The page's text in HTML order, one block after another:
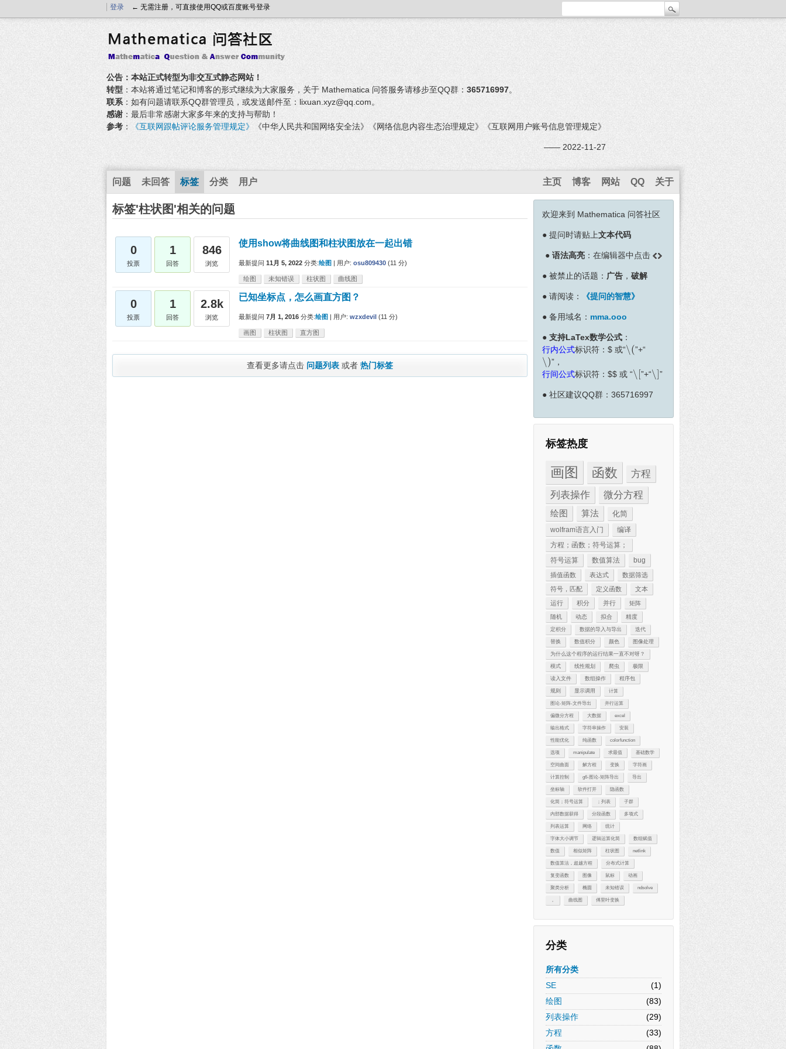
登录 ← 无需注册，可直接使用QQ或百度账号登录
公告：本站正式转型为非交互式静态网站！
转型 ：本站将通过笔记和博客的形式继续为大家服务，关于 Mathematica 问答服务请移步至QQ群： 365716997。
联系 ：如有问题请联系QQ群管理员，或发送邮件至：lixuan.xyz@qq.com。
感谢 ：最后非常感谢大家多年来的支持与帮助！
参考 ： 《互联网跟帖评论服务管理规定》 《中华人民共和国网络安全法》《网络信息内容生态治理规定》《互联网用户账号信息管理规定》
—— 2022-11-27
问题 未回答 标签 分类 用户 关于
QQ
网站
博客
主页
欢迎来到 Mathematica 问答社区
● 提问时请贴上文本代码
● 语法高亮 ：在编辑器中点击
● 被禁止的话题： 广告 ， 破解
● 请阅读： 《提问的智慧》
● 备用域名： mma.ooo
● 支持LaTex数学公式 ：
行内公式标识符： $ 或“∖(
∖ ( ”+“
∖)
∖ ) ”，
行间公式标识符： $$ 或 “∖
∖ ”+“∖
∖ ”
● 社区建议QQ群：365716997
标签热度
画图 函数
方程
列表操作
微分方程
绘图 算法 化简
wolfram语言入门
编译
方程；函数；符号运算；
符号运算
数值算法 bug
插值函数 表达式
数据筛选
符号，匹配
定义函数
文本
运行
积分 并行 矩阵
随机 动态 拟合 精度
定积分 数据的导入与导出 迭代
替换 数值积分 颜色 图像处理
为什么这个程序的运行结果一直不对呀？
模式 线性规划 爬虫 极限
读入文件 数组操作 程序包
规则 显示调用 计算
图论-矩阵-文件导出 并行运算
偏微分方程 大数据 excel
输出格式 字符串操作 安装
性能优化 纯函数 colorfunction
选项 manipulate 求最值 基础数学
空间曲面 解方程 变换 字符画
计算控制 g6-图论-矩阵导出 导出
坐标轴 软件打开 隐函数
化简；符号运算 ；列表 子群
内部数据获得 分段函数 多项式
列表运算 网络 统计
字体大小调节 逻辑运算化简 数组赋值
数值 相似矩阵 柱状图 netlink
数值算法，超越方程 分布式计算
复变函数 图像 鼠标 动画
聚类分析 椭圆 未知错误 ndsolve
， 曲线图 傅里叶变换
分类
所有分类
SE
(1)
绘图
(83)
列表操作
(29)
方程
(33)
标签'柱状图'相关的问题
0
投票
1
回答
846
浏览
使用show将曲线图和柱状图放在一起出错
最新提问 11月 5, 2022 分类:绘图 用户: osu809430 (11 分)
绘图 未知错误 柱状图 曲线图
0
投票
1
回答
2.8k
浏览
已知坐标点，怎么画直方图？
最新提问 7月 1, 2016 分类:绘图 用户: wzxdevil (11 分)
画图 柱状图 直方图
查看更多请点击 问题列表 或者 热门标签